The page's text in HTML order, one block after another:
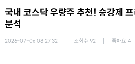
국내 코스닥 우량주 추천! 승강제
분석
2026-07-06 08:27:32 조회수 92 좋아요 4